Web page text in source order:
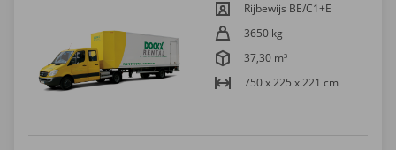
Rijbewijs BE/C1+E
3650 kg
37,30 m³
750 x 225 x 221 cm